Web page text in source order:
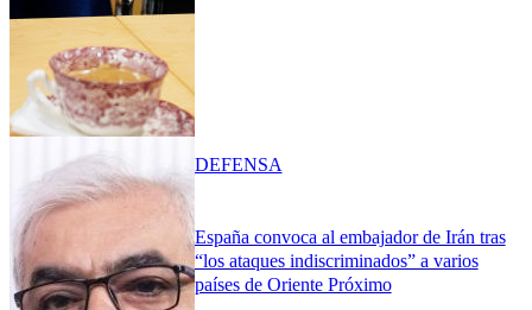
España convoca al embajador de Irán tras
“los ataques indiscriminados” a varios
países de Oriente Próximo
DEFENSA